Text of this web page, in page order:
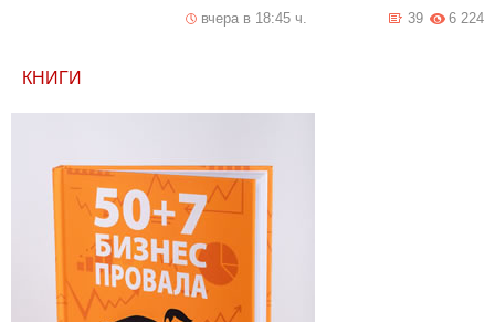
вчера в 18:45 ч. 6 224
39
КНИГИ